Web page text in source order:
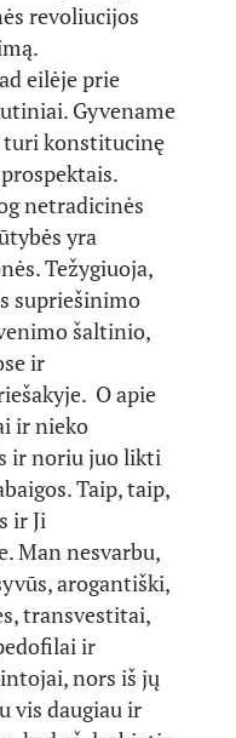
revoliucijos
eilėje prie
Gyvename
turi konstitucinę
netradicinės
yra
Težygiuoja,
supriešinimo
šaltinio,
ir
O apie
ir nieko
ir noriu juo likti
Taip, taip,
ir Ji
Man nesvarbu,
arogantiški,
transvestitai,
ir
nors iš jų
vis daugiau ir